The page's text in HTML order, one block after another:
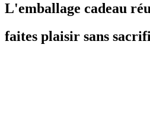
L'emballage cadeau
faites plaisir sans